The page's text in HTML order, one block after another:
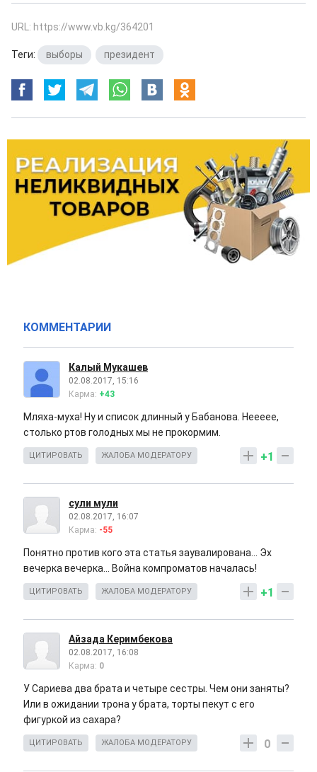
URL: https://www.vb.kg/364201
Теги: выборы президент
КОММЕНТАРИИ
Калый Мукашев
02.08.2017, 15:16
Карма: +43
Мляха-муха! Ну и список длинный у Бабанова. Неееее,
столько ртов голодных мы не прокормим.
+1
ЦИТИРОВАТЬ ЖАЛОБА МОДЕРАТОРУ
сули мули
02.08.2017, 16:07
Карма: -55
Понятно против кого эта статья заувалирована... Эх
вечерка вечерка... Война компроматов началась!
+1
ЦИТИРОВАТЬ ЖАЛОБА МОДЕРАТОРУ
Айзада Керимбекова
02.08.2017, 16:08
Карма: 0
У Сариева два брата и четыре сестры. Чем они заняты?
Или в ожидании трона у брата, торты пекут с его
фигуркой из сахара?
0
ЦИТИРОВАТЬ ЖАЛОБА МОДЕРАТОРУ